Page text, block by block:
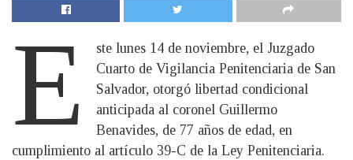
E
ste lunes 14 de noviembre, el Juzgado
Cuarto de Vigilancia Penitenciaria de San
Salvador, otorgó libertad condicional
anticipada al coronel Guillermo
Benavides, de 77 años de edad, en
cumplimiento al artículo 39-C de la Ley Penitenciaria.